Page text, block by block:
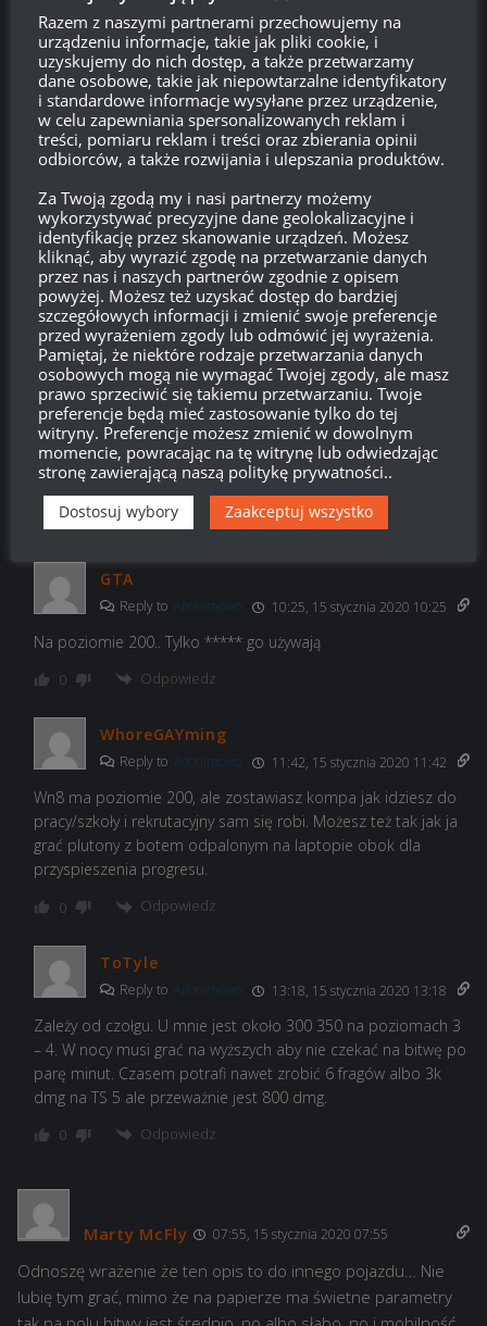
0 Odpowiedz
Anonimowo
Reply toWhoreGAYming
09:19, 15 stycznia 2020 09:19
daj namiar na te 3pln
0 Odpowiedz
WhoreGAYming
Reply toAnonimowo 09:23, 15 stycznia 2020 09:23
Cybertank, w googlach 1 wynik z góry.
0 Odpowiedz
Anonimowo
Reply toWhoreGAYming
10:09, 15 stycznia 2020 10:09
To w ogóle skuteczne jest czy wn8 na poziomie 200?
0 Odpowiedz
GTA
Reply to Anonimowo 10:25, 15 stycznia 2020 10:25
Na poziomie 200.. Tylko ***** go używają
0 Odpowiedz
WhoreGAYming
Reply to Anonimowo 11:42, 15 stycznia 2020 11:42
Wn8 ma poziomie 200, ale zostawiasz kompa jak idziesz do
pracy/szkoły i rekrutacyjny sam się robi. Możesz też tak jak ja
grać plutony z botem odpalonym na laptopie obok dla
przyspieszenia progresu.
0 Odpowiedz
ToTyle
Reply to Anonimowo 13:18, 15 stycznia 2020 13:18
Zależy od czołgu. U mnie jest około 300 350 na poziomach 3
– 4. W nocy musi grać na wyższych aby nie czekać na bitwę po
parę minut. Czasem potrafi nawet zrobić 6 fragów albo 3k
dmg na TS 5 ale przeważnie jest 800 dmg.
0 Odpowiedz
Marty McFly 07:55, 15 stycznia 2020 07:55
Odnoszę wrażenie że ten opis to do innego pojazdu… Nie
lubię tym grać, mimo że na papierze ma świetne parametry
Razem z naszymi partnerami przechowujemy na
urządzeniu informacje, takie jak pliki cookie, i
uzyskujemy do nich dostęp, a także przetwarzamy
dane osobowe, takie jak niepowtarzalne identyfikatory
i standardowe informacje wysyłane przez urządzenie,
w celu zapewniania spersonalizowanych reklam i
treści, pomiaru reklam i treści oraz zbierania opinii
odbiorców, a także rozwijania i ulepszania produktów.
Za Twoją zgodą my i nasi partnerzy możemy
wykorzystywać precyzyjne dane geolokalizacyjne i
identyfikację przez skanowanie urządzeń. Możesz
kliknąć, aby wyrazić zgodę na przetwarzanie danych
przez nas i naszych partnerów zgodnie z opisem
powyżej. Możesz też uzyskać dostęp do bardziej
szczegółowych informacji i zmienić swoje preferencje
przed wyrażeniem zgody lub odmówić jej wyrażenia.
Pamiętaj, że niektóre rodzaje przetwarzania danych
osobowych mogą nie wymagać Twojej zgody, ale masz
prawo sprzeciwić się takiemu przetwarzaniu. Twoje
preferencje będą mieć zastosowanie tylko do tej
witryny. Preferencje możesz zmienić w dowolnym
momencie, powracając na tę witrynę lub odwiedzając
stronę zawierającą naszą politykę prywatności..
Dostosuj wybory Zaakceptuj wszystko